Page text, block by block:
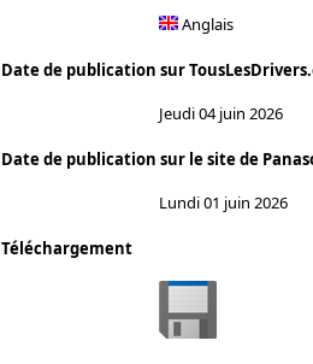
Anglais
Date de publication sur
Jeudi 04 juin 2026
Date de publication sur le site de
Lundi 01 juin 2026
Téléchargement